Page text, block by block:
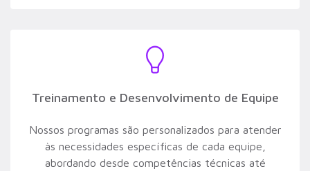
Treinamento e Desenvolvimento de Equipe
Nossos programas são personalizados para atender
às necessidades específicas de cada equipe,
abordando desde competências técnicas até